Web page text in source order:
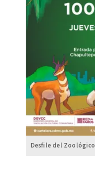
Desfile del